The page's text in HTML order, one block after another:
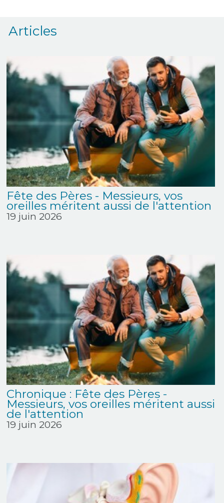
Articles
Fête des Pères - Messieurs, vos
oreilles méritent aussi de l'attention
19 juin 2026
Chronique : Fête des Pères -
Messieurs, vos oreilles méritent aussi
de l'attention
19 juin 2026